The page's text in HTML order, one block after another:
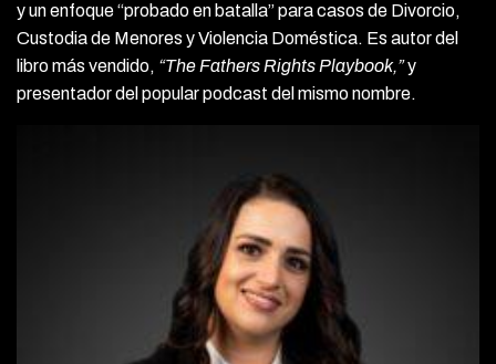
y un enfoque “probado en batalla” para casos de Divorcio,
Custodia de Menores y Violencia Doméstica. Es autor del
libro más vendido, “The Fathers Rights Playbook,”y
presentador del popular podcast del mismo nombre.